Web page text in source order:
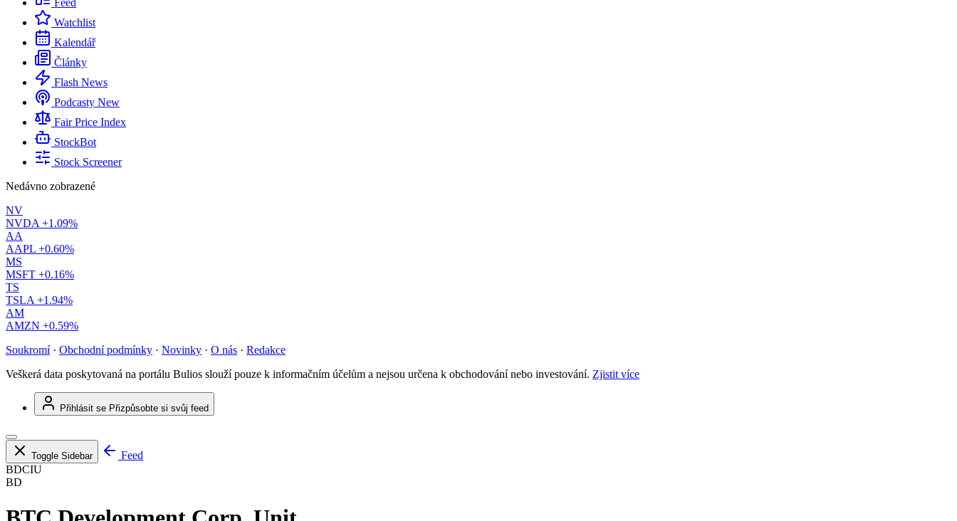
Feed
Watchlist
Kalendář
Články
Flash News
Podcasty New
Fair Price Index
StockBot
Stock Screener
Nedávno zobrazené
NV
NVDA +1.09%
AA
AAPL +0.60%
MS
MSFT +0.16%
TS
TSLA +1.94%
AM
AMZN +0.59%
Soukromí · Obchodní podmínky · Novinky · O nás · Redakce
Veškerá data poskytovaná na portálu Bulios slouží pouze k informačním účelům a nejsou určena k obchodování nebo investování. Zjistit více
Přihlásit se Přizpůsobte si svůj feed
Toggle Sidebar
Feed
BDCIU
BD